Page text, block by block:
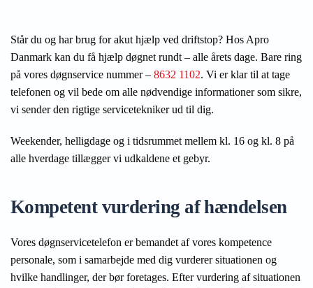
Står du og har brug for akut hjælp ved driftstop? Hos Apro
Danmark kan du få hjælp døgnet rundt – alle årets dage. Bare ring
på vores døgnservice nummer – 8632 1102. Vi er klar til at tage
telefonen og vil bede om alle nødvendige informationer som sikre,
vi sender den rigtige servicetekniker ud til dig.
Weekender, helligdage og i tidsrummet mellem kl. 16 og kl. 8 på
alle hverdage tillægger vi udkaldene et gebyr.
Kompetent vurdering af hændelsen
Vores døgnservicetelefon er bemandet af vores kompetence
personale, som i samarbejde med dig vurderer situationen og
hvilke handlinger, der bør foretages. Efter vurdering af situationen